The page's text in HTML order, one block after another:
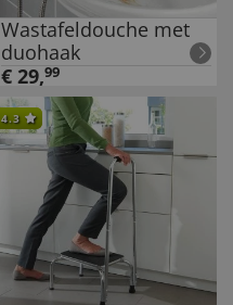
Wastafeldouche met
duohaak
€ 29,99
4.3